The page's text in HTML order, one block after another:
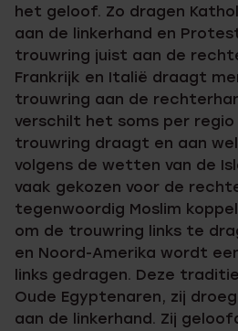
het geloof. Zo dragen
aan de linkerhand en
trouwring juist aan de
Frankrijk en Italië draagt
trouwring aan de
verschilt het soms per regio
trouwring draagt en aan
volgens de wetten van de
vaak gekozen voor de
tegenwoordig Moslim
om de trouwring links te
en Noord-Amerika wordt
links gedragen. Deze
Oude Egyptenaren, zij
aan de linkerhand. Zij